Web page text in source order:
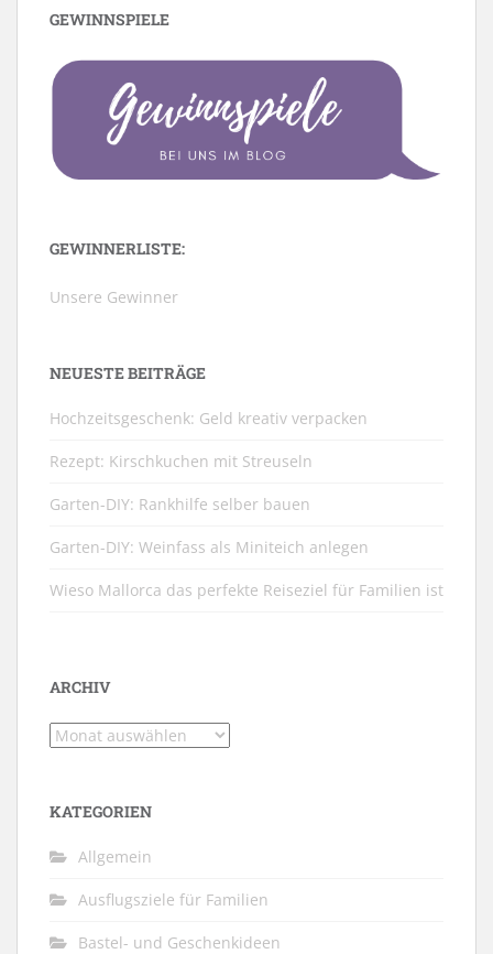
GEWINNSPIELE
GEWINNERLISTE:
Unsere Gewinner
NEUESTE BEITRÄGE
Hochzeitsgeschenk: Geld kreativ verpacken
Rezept: Kirschkuchen mit Streuseln
Garten-DIY: Rankhilfe selber bauen
Garten-DIY: Weinfass als Miniteich anlegen
Wieso Mallorca das perfekte Reiseziel für Familien ist
ARCHIV
Archiv
KATEGORIEN
Allgemein
Ausflugsziele für Familien
Bastel- und Geschenkideen